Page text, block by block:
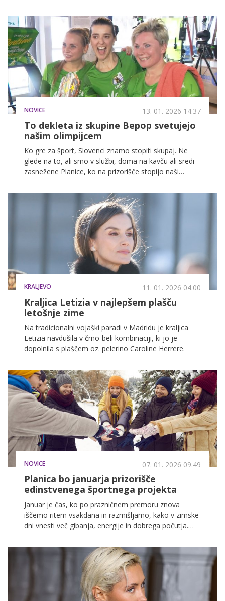
NOVICE 13. 01. 2026 14.37
To dekleta iz skupine Bepop svetujejo
našim olimpijcem
Ko gre za šport, Slovenci znamo stopiti skupaj. Ne
glede na to, ali smo v službi, doma na kavču ali sredi
zasnežene Planice, ko na prizorišče stopijo naši
uteleša projekt Skupaj do Cortine, ki naše olimpijce
spremlja na poti do zimskih olimpijskih iger v Cortini.
KRALJEVO 11. 01. 2026 04.00
Kraljica Letizia v najlepšem plašču
letošnje zime
Na tradicionalni vojaški paradi v Madridu je kraljica
Letizia navdušila v črno-beli kombinaciji, ki jo je
dopolnila s plaščem oz. pelerino Caroline Herrere.
NOVICE 07. 01. 2026 09.49
Planica bo januarja prizorišče
edinstvenega športnega projekta
Januar je čas, ko po prazničnem premoru znova
iščemo ritem vsakdana in razmišljamo, kako v zimske
dni vnesti več gibanja, energije in dobrega počutja.
močna je lahko skupna motivacija.